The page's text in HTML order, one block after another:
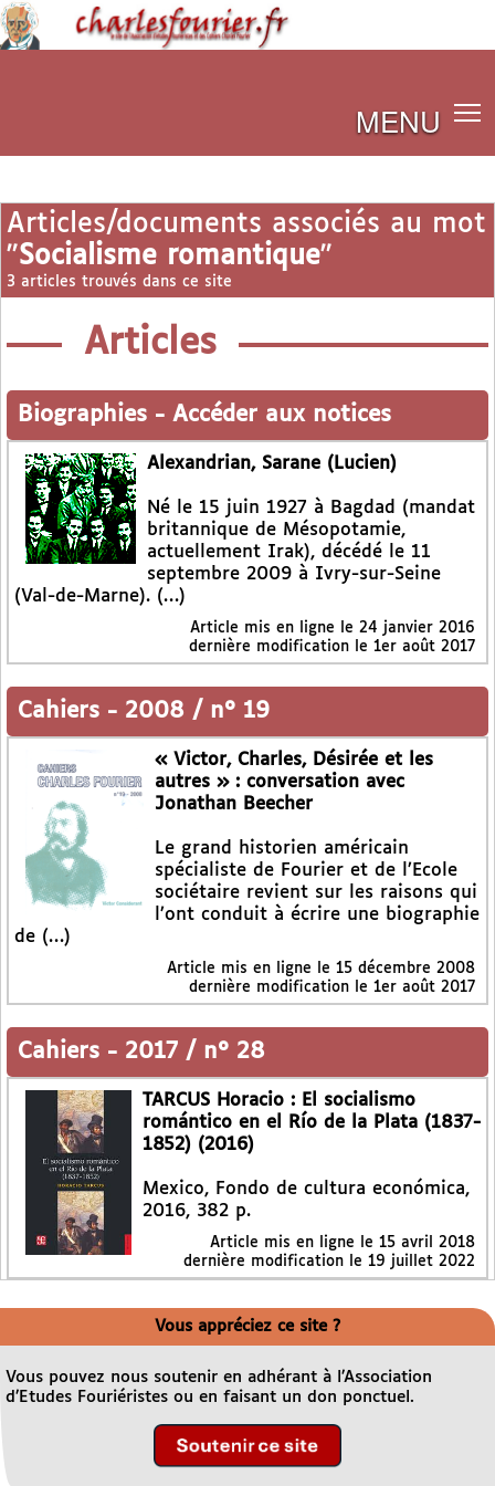
MENU
Articles/documents associés au mot
"Socialisme romantique"
3 articles trouvés dans ce site
Articles
Biographies - Accéder aux notices
Alexandrian, Sarane (Lucien)
Né le 15 juin 1927 à Bagdad (mandat
britannique de Mésopotamie,
actuellement Irak), décédé le 11
septembre 2009 à Ivry-sur-Seine
(Val-de-Marne). (…)
Article mis en ligne le 24 janvier 2016
dernière modification le 1er août 2017
Cahiers - 2008 / n° 19
« Victor, Charles, Désirée et les
autres » : conversation avec
Jonathan Beecher
Le grand historien américain
spécialiste de Fourier et de l’Ecole
sociétaire revient sur les raisons qui
l’ont conduit à écrire une biographie
de (…)
Article mis en ligne le 15 décembre 2008
dernière modification le 1er août 2017
Cahiers - 2017 / n° 28
TARCUS Horacio : El socialismo
romántico en el Río de la Plata (1837-
1852) (2016)
Mexico, Fondo de cultura económica,
2016, 382 p.
Article mis en ligne le 15 avril 2018
dernière modification le 19 juillet 2022
Vous appréciez ce site ?
Vous pouvez nous soutenir en adhérant à l’Association
d’Etudes Fouriéristes ou en faisant un don ponctuel.